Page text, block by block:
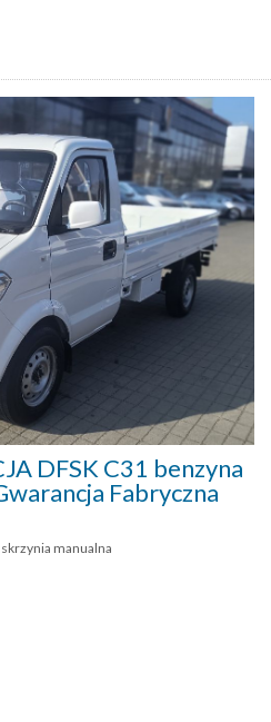
DFSK C31 benzyna
Fabryczna
manualna